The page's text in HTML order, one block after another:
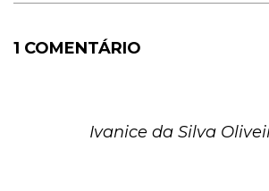
1 COMENTÁRIO
Ivanice da Silva